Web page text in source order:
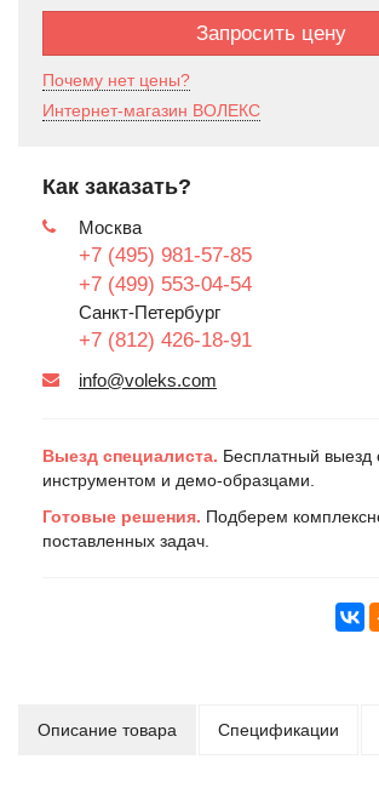
Запросить цену
Почему нет цены?
Интернет-магазин ВОЛЕКС
Как заказать?
Москва
+7 (495) 981-57-85
+7 (499) 553-04-54
Санкт-Петербург
+7 (812) 426-18-91
info@voleks.com
Выезд специалиста. Бесплатный выезд
инструментом и демо-образцами.
Готовые решения. Подберем
поставленных задач.
Описание товара Спецификации